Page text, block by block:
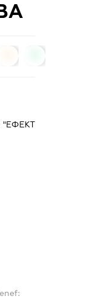
"ЕФЕКТ